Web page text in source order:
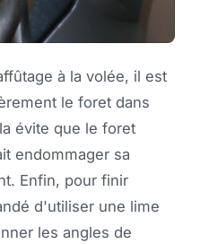
à la volée, il est
le foret dans
évite que le foret
endommager sa
Enfin, pour finir
d'utiliser une lime
les angles de